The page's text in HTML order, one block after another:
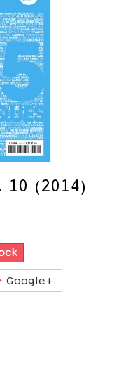
(2014)
Google+